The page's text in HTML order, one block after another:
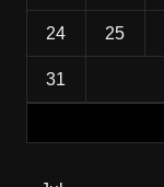
24 25
31